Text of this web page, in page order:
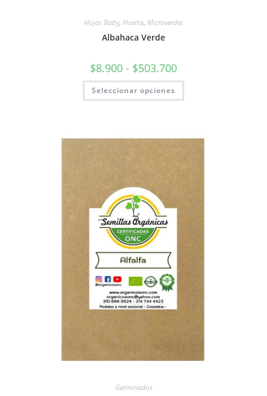
Hojas Baby, Huerta, Microverdes
Albahaca Verde
$8.900 - $503.700
Seleccionar opciones
Germinados